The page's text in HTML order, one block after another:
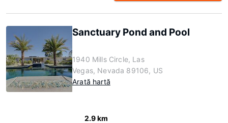
Sanctuary Pond and Pool
1940 Mills Circle, Las
Vegas, Nevada 89106, US
Arată hartă
2.9 km